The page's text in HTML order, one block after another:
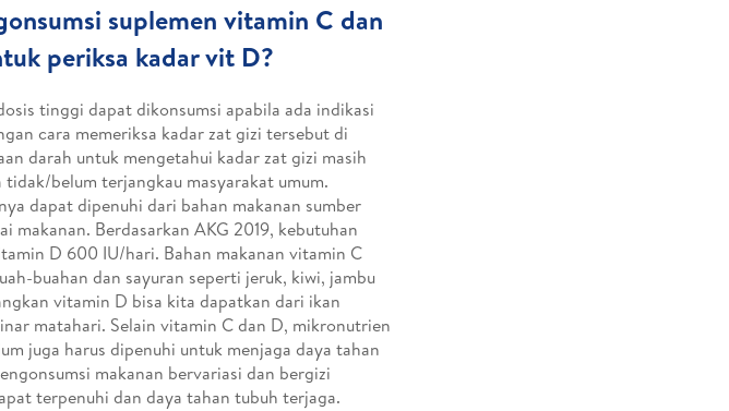
suplemen vitamin C dan
periksa kadar vit D?
tinggi dapat dikonsumsi apabila ada indikasi
cara memeriksa kadar zat gizi tersebut di
darah untuk mengetahui kadar zat gizi masih
belum terjangkau masyarakat umum.
dapat dipenuhi dari bahan makanan sumber
makanan. Berdasarkan AKG 2019, kebutuhan
D 600 IU/hari. Bahan makanan vitamin C
buahan dan sayuran seperti jeruk, kiwi, jambu
vitamin D bisa kita dapatkan dari ikan
matahari. Selain vitamin C dan D, mikronutrien
juga harus dipenuhi untuk menjaga daya tahan
makanan bervariasi dan bergizi
terpenuhi dan daya tahan tubuh terjaga.